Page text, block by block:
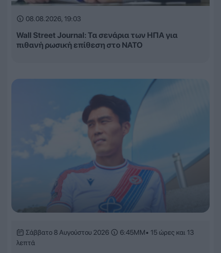
08.08.2026, 19:03
Wall Street Journal: Τα σενάρια των ΗΠΑ για
πιθανή ρωσική επίθεση στο ΝΑΤΟ
Σάββατο 8 Αυγούστου 2026 6:45ΜΜ• 15 ώρες και 13
λεπτά